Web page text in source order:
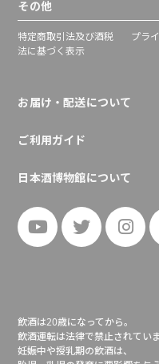
その他
特定商取引法及び酒税
法に基づく表示
プラ
お届け・配送について
ご利用ガイド
日本酒博物館について
飲酒は20歳になってから。
飲酒運転は法律で禁止されていま
妊娠中や授乳期の飲酒は、